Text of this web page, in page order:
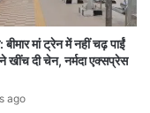
मां ट्रेन में नहीं चढ़ पाईं
ने खींच दी चेन, नर्मदा एक्सप्रेस
ago